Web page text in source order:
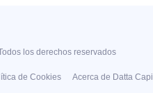
los derechos reservados
de Cookies Acerca de Datta